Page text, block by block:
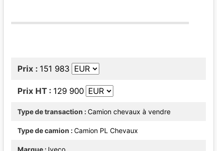
Prix 151 983
Prix HT 129 900
Type de transaction Camion chevaux à vendre
Type de camion Camion PL Chevaux
Marque Iveco